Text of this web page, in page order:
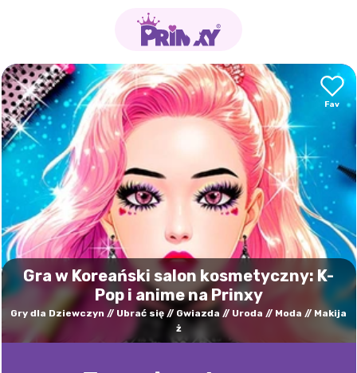
Gra w Koreański salon kosmetyczny: K-
Pop i anime na Prinxy
Gry dla Dziewczyn Ubrać się Gwiazda Uroda Moda
Makija
ż